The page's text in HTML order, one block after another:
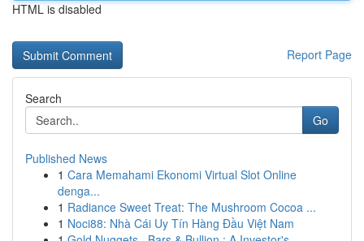
HTML is disabled
Report Page
Search
Go
Published News
1 Cara Memahami Ekonomi Virtual Slot Online
denga...
1 Radiance Sweet Treat: The Mushroom Cocoa ...
1 Noci88: Nhà Cái Uy Tín Hàng Đầu Việt Nam